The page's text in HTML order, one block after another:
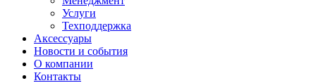
Услуги
Техподдержка
Аксессуары
Новости и события
О компании
Контакты